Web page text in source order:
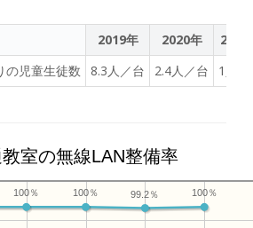
バイザーの棚橋先生から
SDGｓについてのスタート
カリキュラムを開始しまし
あ自分たちは何ができるか
を考えていくことになりま
した。６時間目は、こま学
級の生活単元学習を見に行
2019年 2020年
2021
の児童生徒数
8.3人／台 2.4人／台 1人
室の無線LAN整備率
100％
99.2％
100％
100％